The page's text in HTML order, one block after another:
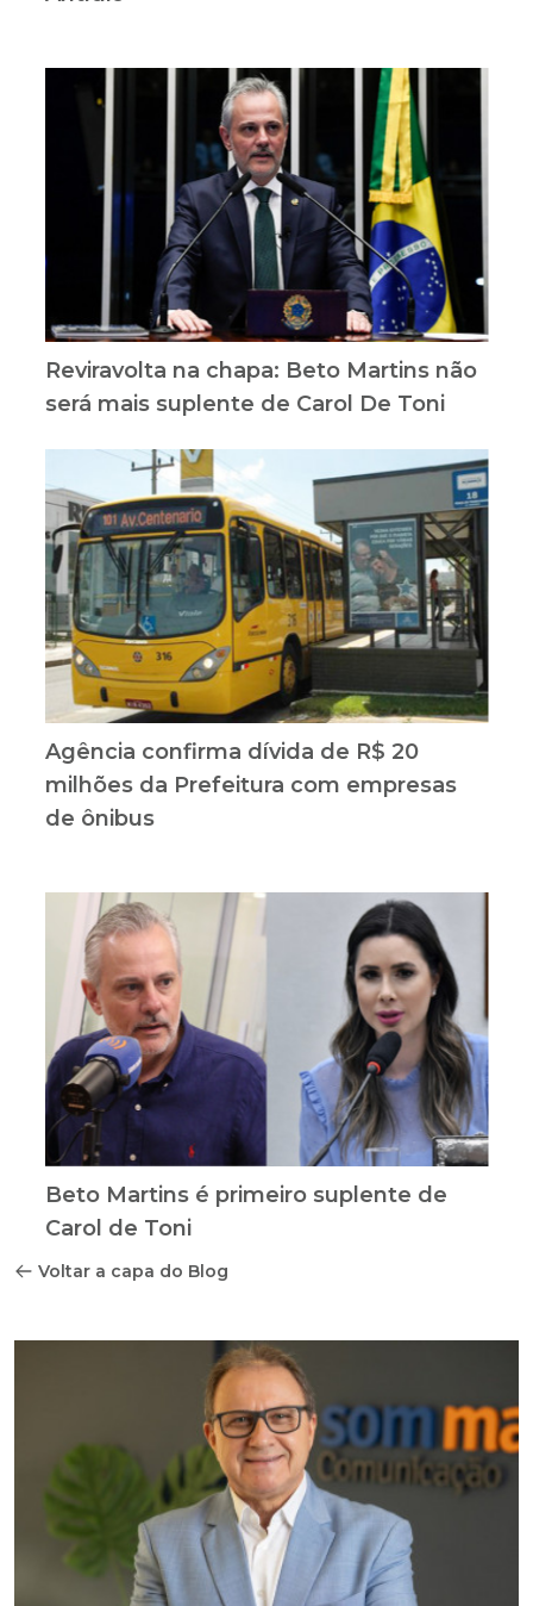
Reviravolta na chapa: Beto Martins não
será mais suplente de Carol De Toni
Agência confirma dívida de R$ 20
milhões da Prefeitura com empresas
de ônibus
Beto Martins é primeiro suplente de
Carol de Toni
Voltar a capa do Blog